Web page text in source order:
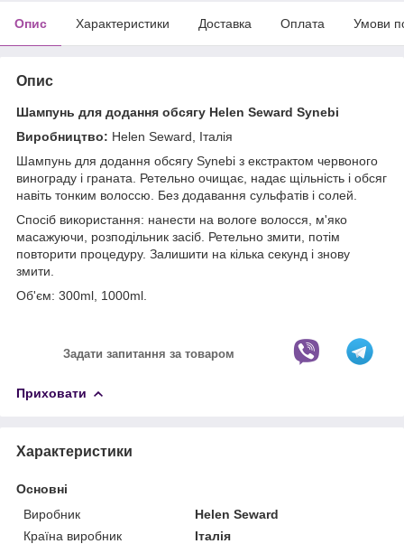
Опис Характеристики Доставка Оплата Умови
Опис
Шампунь для додання обсягу Helen Seward Synebi
Виробництво: Helen Seward, Італія
Шампунь для додання обсягу Synebi з екстрактом червоного
винограду і граната. Ретельно очищає, надає щільність і обсяг
навіть тонким волоссю. Без додавання сульфатів і солей.
Спосіб використання: нанести на вологе волосся, м'яко
масажуючи, розподільник засіб. Ретельно змити, потім
повторити процедуру. Залишити на кілька секунд і знову
змити.
Об'єм: 300ml, 1000ml.
Задати запитання за товаром
Приховати
Характеристики
Основні
Виробник
Helen Seward
Країна виробник
Італія